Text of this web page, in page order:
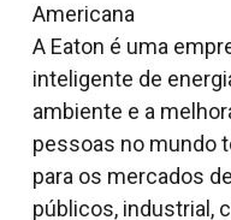
Americana
A Eaton é uma
inteligente de
ambiente e a
pessoas no mundo
para os mercados
públicos, industrial,